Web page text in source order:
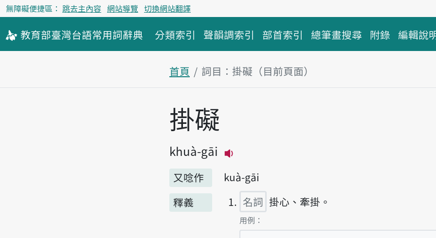
無障礙便捷區： 跳去主內容 網站導覽 切換網站翻譯
教育部臺灣台語常用詞辭典 分類索引 聲韻調索引 部首索引 總筆畫搜尋 附錄 編輯說
首頁 詞目：掛礙（目前頁面）
主內容區塊
掛礙
khuà-gāi
又唸作
kuà-gāi
釋義
名詞 掛心、牽掛。
第1項釋義的
用例：